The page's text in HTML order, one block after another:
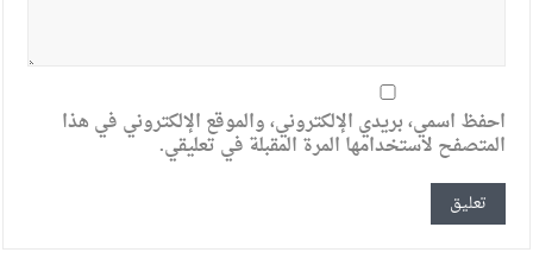
احفظ اسمي، بريدي الإلكتروني، والموقع الإلكتروني في هذا
المتصفح لاستخدامها المرة المقبلة في تعليقي.